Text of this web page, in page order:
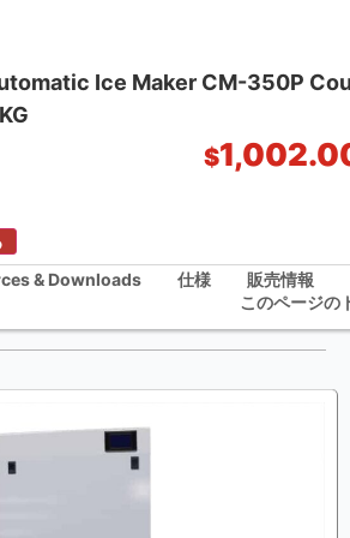
Maker CM-350P Countertop Ice Maker
Ice Maker CM-350P
$
& Downloads 仕様
販売情報
このページの